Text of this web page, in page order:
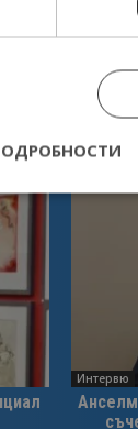
Интервю
бисквитки
Уебсайтът не
bgtourism.bg